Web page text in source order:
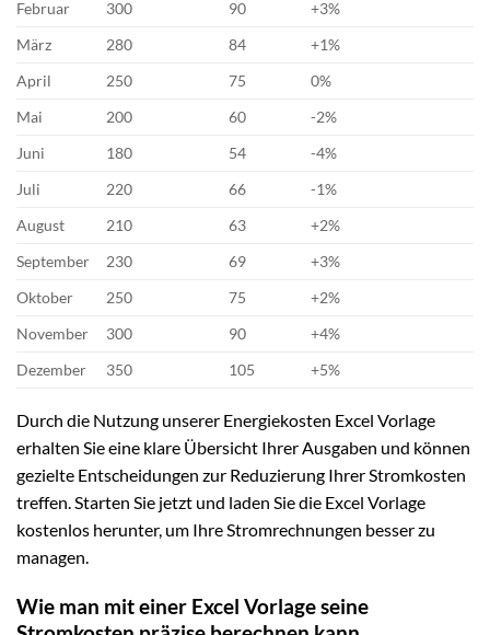
Februar
300 90
+3%
März
280 84
+1%
April
250 75
0%
Mai
200 60
-2%
Juni
180 54
-4%
Juli
220 66
-1%
August
210 63
+2%
September
230 69
+3%
Oktober
250 75
+2%
November
300 90
+4%
Dezember
350 105 +5%
Durch die Nutzung unserer Energiekosten Excel Vorlage
erhalten Sie eine klare Übersicht Ihrer Ausgaben und können
gezielte Entscheidungen zur Reduzierung Ihrer Stromkosten
treffen. Starten Sie jetzt und laden Sie die Excel Vorlage
kostenlos herunter, um Ihre Stromrechnungen besser zu
managen.
Wie man mit einer Excel Vorlage seine